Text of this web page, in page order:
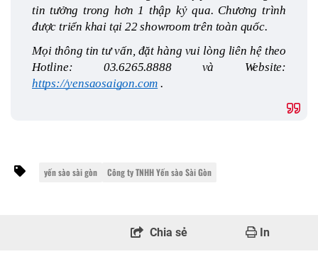
tin tưởng trong hơn 1 thập kỷ qua. Chương trình
được triển khai tại 22 showroom trên toàn quốc.
Mọi thông tin tư vấn, đặt hàng vui lòng liên hệ theo
https://yensaosaigon.com .
yến sào sài gòn Công ty TNHH Yến sào Sài Gòn
Chia sẻ In